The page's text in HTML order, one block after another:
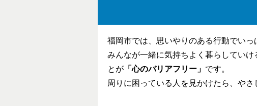
福岡市では、思いやりのある行動でい
みんなが一緒に気持ちよく暮らしてい
とが 「心のバリアフリー」 です。
周りに困っている人を見かけたら、や